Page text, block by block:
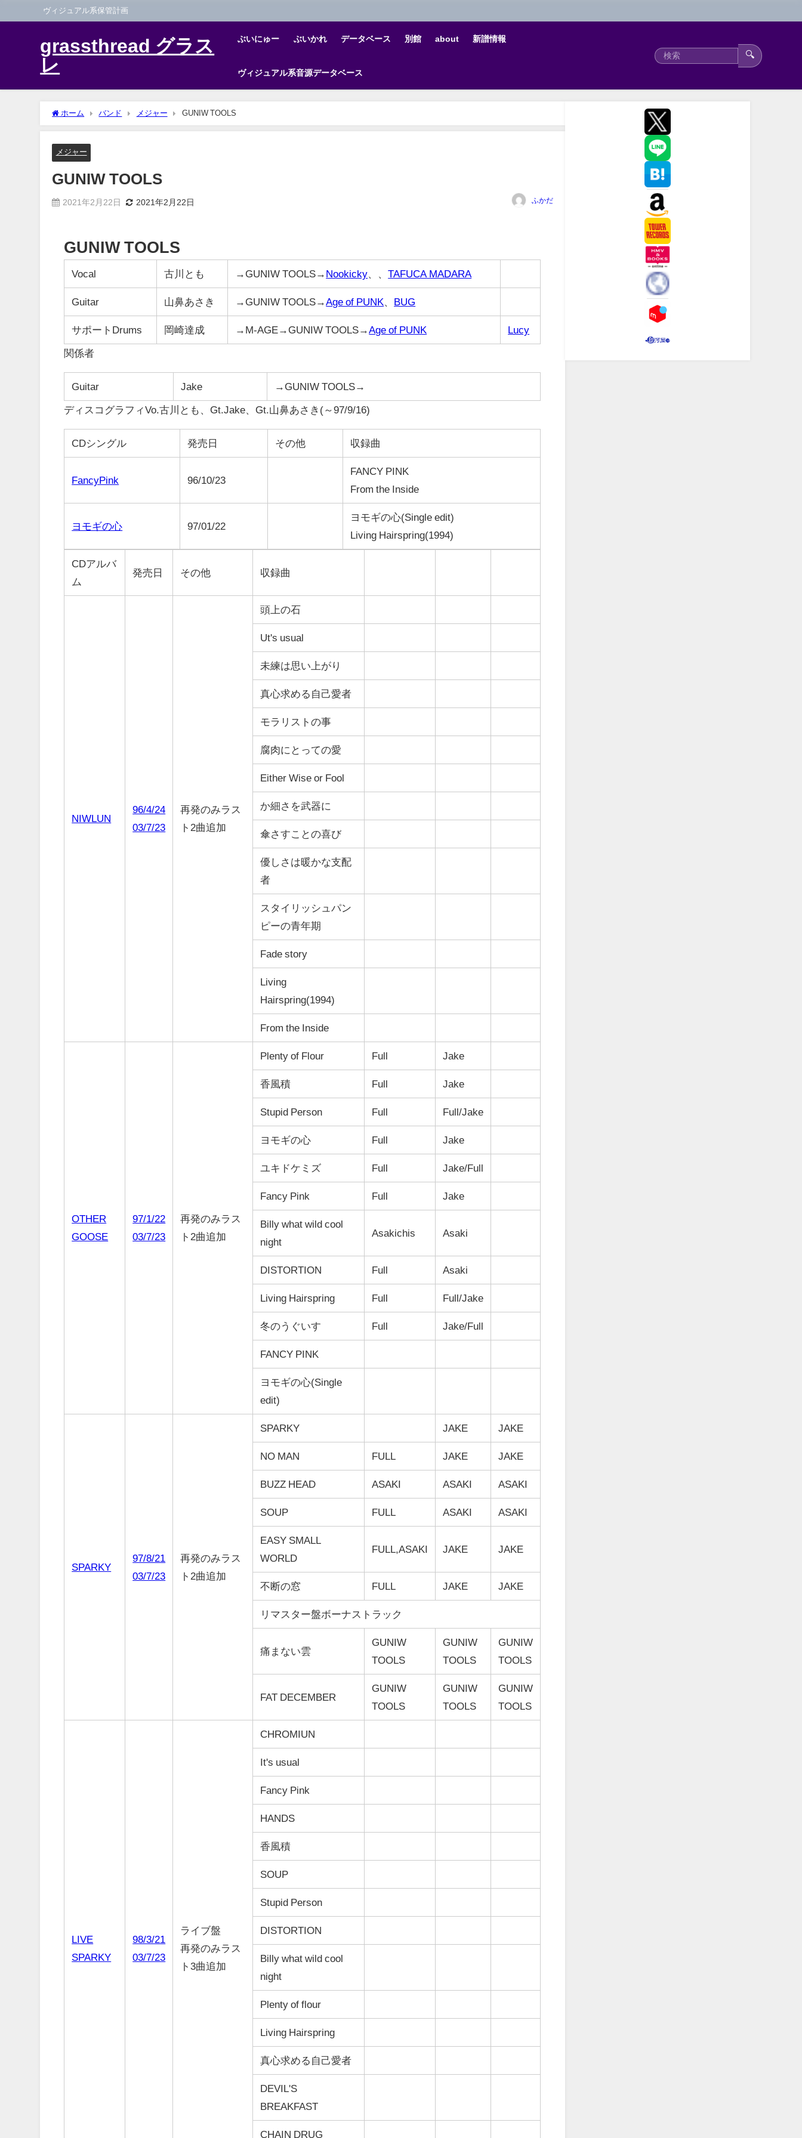
ヴィジュアル系保管計画
grassthread グラス
レ
ぶいにゅー ぶいかれ データベース 別館 about 新譜情報
ヴィジュアル系音源データベース
🔍
ホーム バンド メジャー GUNIW TOOLS
メジャー
GUNIW TOOLS
2021年2月22日 2021年2月22日 ふかだ
GUNIW TOOLS
Vocal 古川とも →GUNIW TOOLS→ Nookicky 、、TAFUCA MADARA
Guitar 山鼻あさき →GUNIW TOOLS→ Age of PUNK BUG
サポートDrums 岡崎達成 →M-AGE→GUNIW TOOLS→ Age of PUNK Lucy
関係者
Guitar Jake →GUNIW TOOLS→
ディスコグラフィVo.古川とも、Gt.Jake、Gt.山鼻あさき(～97/9/16)
CDシングル 発売日 その他 収録曲
FancyPink 96/10/23
FANCY PINK
From the Inside
ヨモギの心 97/01/22
ヨモギの心(Single edit)
Living Hairspring(1994)
CDアルバ
ム
発売日 その他 収録曲
NIWLUN
96/4/24
03/7/23
再発のみラス
ト2曲追加
頭上の石
Ut's usual
未練は思い上がり
真心求める自己愛者
モラリストの事
腐肉にとっての愛
Either Wise or Fool
か細さを武器に
傘さすことの喜び
優しさは暖かな支配
者
スタイリッシュパン
ピーの青年期
Fade story
Living
Hairspring(1994)
From the Inside
OTHER
GOOSE
97/1/22
03/7/23
再発のみラス
ト2曲追加
Plenty of Flour Full Jake
香風積 Full Jake
Stupid Person Full Full/Jake
ヨモギの心 Full Jake
ユキドケミズ Full Jake/Full
Fancy Pink Full Jake
Billy what wild cool
night
Asakichis Asaki
DISTORTION Full Asaki
Living Hairspring Full Full/Jake
冬のうぐいす Full Jake/Full
FANCY PINK
ヨモギの心(Single
edit)
SPARKY
97/8/21
03/7/23
再発のみラス
ト2曲追加
SPARKY JAKE JAKE
NO MAN FULL JAKE JAKE
BUZZ HEAD ASAKI ASAKI ASAKI
SOUP FULL ASAKI ASAKI
EASY SMALL
WORLD
FULL,ASAKI JAKE JAKE
不断の窓 FULL JAKE JAKE
リマスター盤ボーナストラック
痛まない雲
GUNIW
TOOLS
GUNIW
TOOLS
GUNIW
TOOLS
FAT DECEMBER
GUNIW
TOOLS
GUNIW
TOOLS
GUNIW
TOOLS
LIVE
SPARKY
98/3/21
03/7/23
ライブ盤
再発のみラス
ト3曲追加
CHROMIUN
It's usual
Fancy Pink
HANDS
香風積
SOUP
Stupid Person
DISTORTION
Billy what wild cool
night
Plenty of flour
Living Hairspring
真心求める自己愛者
DEVIL'S
BREAKFAST
CHAIN DRUG